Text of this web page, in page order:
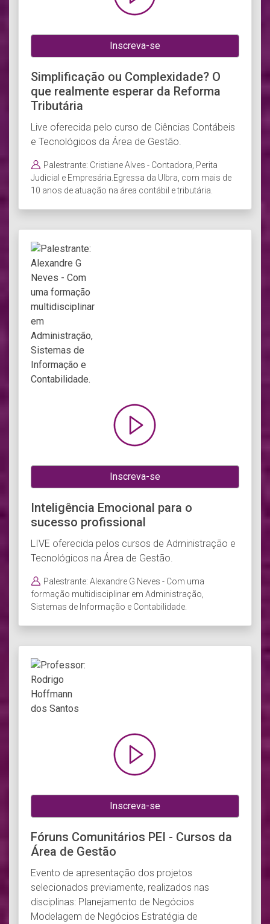
Inscreva-se
Simplificação ou Complexidade? O
que realmente esperar da Reforma
Tributária
Live oferecida pelo curso de Ciências Contábeis
e Tecnológicos da Área de Gestão.
Palestrante: Cristiane Alves - Contadora, Perita
Judicial e Empresária.Egressa da Ulbra, com mais de
10 anos de atuação na área contábil e tributária.
Inscreva-se
Inteligência Emocional para o
sucesso profissional
LIVE oferecida pelos cursos de Administração e
Tecnológicos na Área de Gestão.
Palestrante: Alexandre G Neves - Com uma
formação multidisciplinar em Administração,
Sistemas de Informação e Contabilidade.
Inscreva-se
Fóruns Comunitários PEI - Cursos da
Área de Gestão
Evento de apresentação dos projetos
selecionados previamente, realizados nas
disciplinas: Planejamento de Negócios
Modelagem de Negócios Estratégia de